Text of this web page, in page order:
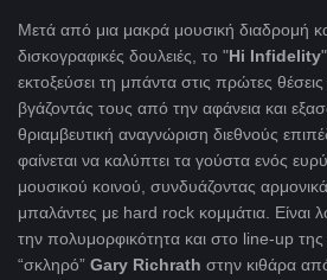
Μετά από μια μακρά μουσική διαδρομή
δισκογραφικές δουλειές, το "Hi Infidelity
εκτοξεύσει τη μπάντα στις πρώτες
βγάζοντάς τους από την αφάνεια και
θριαμβευτική αναγνώριση διεθνούς
φαίνεται να καλύπτει τα γούστα ενός
μουσικού κοινού, συνδυάζοντας
μπαλάντες με hard rock κομμάτια. Είναι
την πολυμορφικότητα και στο line-up
“σκληρό” Gary Richrath στην κιθάρα